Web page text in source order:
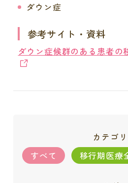
ダウン症
参考サイト・資料
ダウン症候群のある患者の
カテゴリ
すべて
移行期医療